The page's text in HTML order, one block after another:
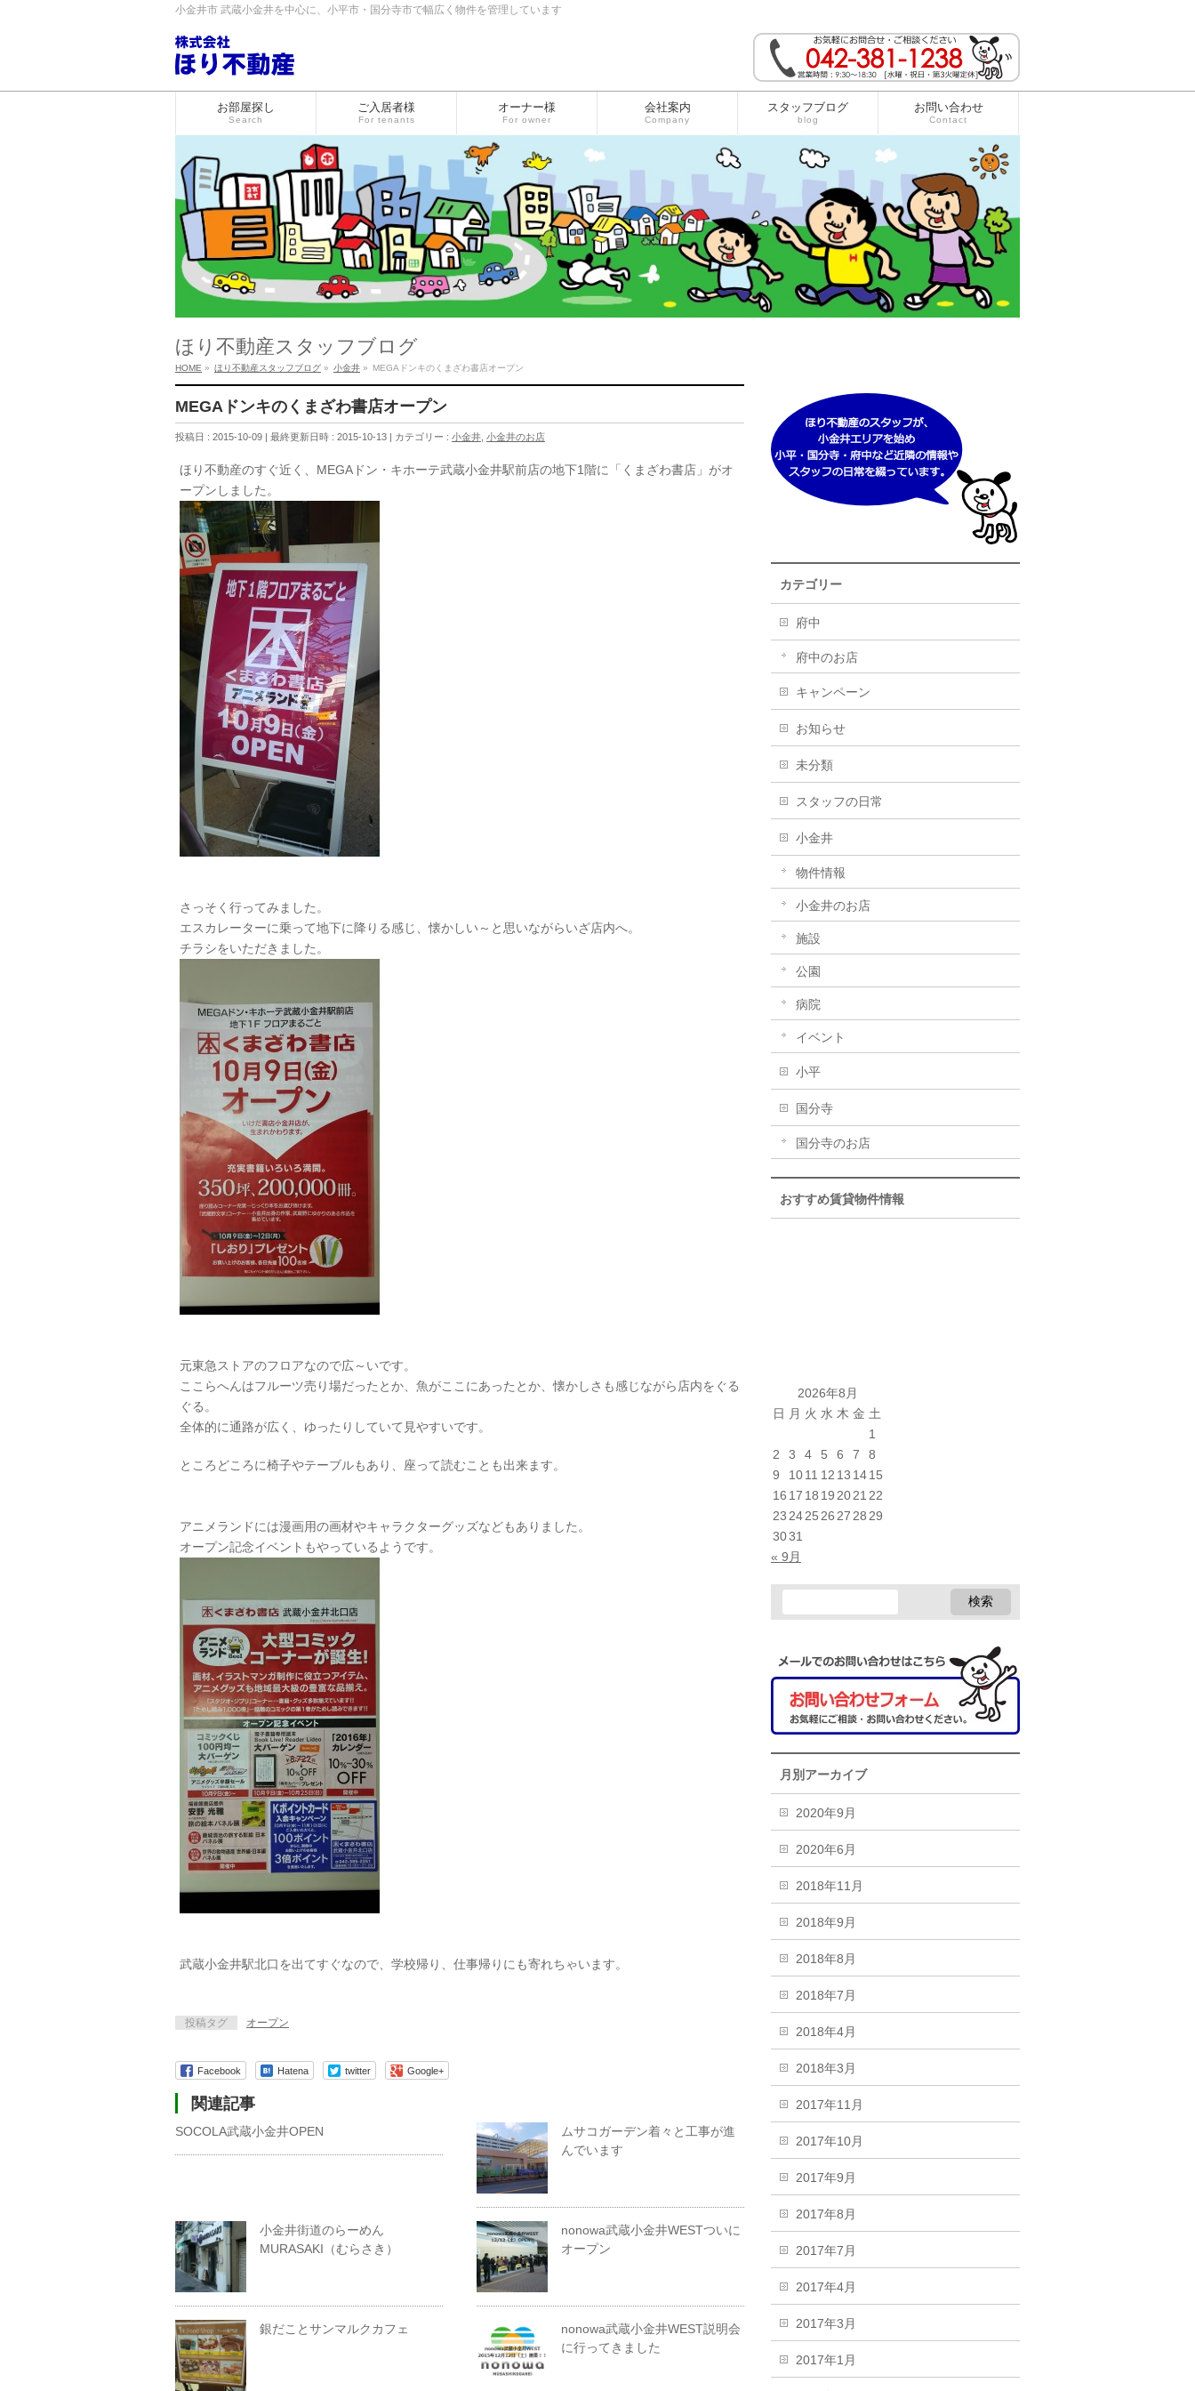
小金井市 武蔵小金井を中心に、小平市・国分寺市で幅広く物件を管理しています
お部屋探し
Search
ご入居者様
For tenants
オーナー様
For owner
会社案内
Company
スタッフブログ
blog
お問い合わせ
Contact
ほり不動産スタッフブログ
HOME » ほり不動産スタッフブログ » 小金井 » MEGAドンキのくまざわ書店オープン
MEGAドンキのくまざわ書店オープン
投稿日 : 2015-10-09 最終更新日時 : 2015-10-13 カテゴリー : 小金井 小金井のお店
ほり不動産のすぐ近く、MEGAドン・キホーテ武蔵小金井駅前店の地下1階に「くまざわ書店」がオ
ープンしました。
さっそく行ってみました。
エスカレーターに乗って地下に降りる感じ、懐かしい～と思いながらいざ店内へ。
チラシをいただきました。
元東急ストアのフロアなので広～いです。
ここらへんはフルーツ売り場だったとか、魚がここにあったとか、懐かしさも感じながら店内をぐる
ぐる。
全体的に通路が広く、ゆったりしていて見やすいです。
ところどころに椅子やテーブルもあり、座って読むことも出来ます。
アニメランドには漫画用の画材やキャラクターグッズなどもありました。
オープン記念イベントもやっているようです。
武蔵小金井駅北口を出てすぐなので、学校帰り、仕事帰りにも寄れちゃいます。
投稿タグ オープン
Facebook Hatena twitter Google+
関連記事
SOCOLA武蔵小金井OPEN
ムサコガーデン着々と工事が進
んでいます
小金井街道のらーめん
MURASAKI（むらさき）
nonowa武蔵小金井WESTついに
オープン
銀だことサンマルクカフェ
nonowa武蔵小金井WEST説明会
に行ってきました
カテゴリー
府中
府中のお店
キャンペーン
お知らせ
未分類
スタッフの日常
小金井
物件情報
小金井のお店
施設
公園
病院
イベント
小平
国分寺
国分寺のお店
おすすめ賃貸物件情報
2026年8月
日 月 火 水 木 金 土
1
2
3 4 5 6 7
8
9
1011 12 13 1415
16 17 18 19 2021 22
23 2425 26 27 28 29
3031
« 9月
月別アーカイブ
2020年9月
2020年6月
2018年11月
2018年9月
2018年8月
2018年7月
2018年4月
2018年3月
2017年11月
2017年10月
2017年9月
2017年8月
2017年7月
2017年4月
2017年3月
2017年1月